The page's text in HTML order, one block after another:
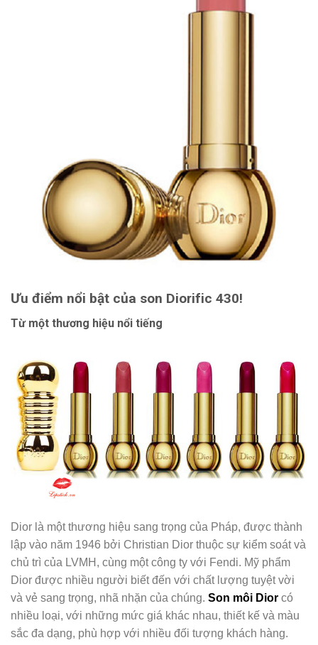
Ưu điểm nổi bật của son Diorific 430!
Từ một thương hiệu nổi tiếng
Dior là một thương hiệu sang trọng của Pháp, được thành
lập vào năm 1946 bởi Christian Dior thuộc sự kiểm soát và
chủ trì của LVMH, cùng một công ty với Fendi. Mỹ phẩm
Dior được nhiều người biết đến với chất lượng tuyệt vời
và vẻ sang trọng, nhã nhặn của chúng. Son môi Dior có
nhiều loại, với những mức giá khác nhau, thiết kế và màu
sắc đa dạng, phù hợp với nhiều đối tượng khách hàng.